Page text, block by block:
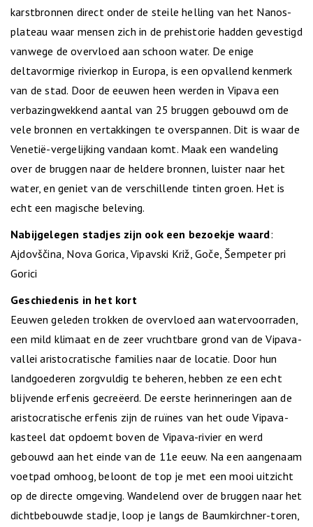
karstbronnen direct onder de steile helling van het Nanos-
plateau waar mensen zich in de prehistorie hadden gevestigd
vanwege de overvloed aan schoon water. De enige
deltavormige rivierkop in Europa, is een opvallend kenmerk
van de stad. Door de eeuwen heen werden in Vipava een
verbazingwekkend aantal van 25 bruggen gebouwd om de
vele bronnen en vertakkingen te overspannen. Dit is waar de
Venetië-vergelijking vandaan komt. Maak een wandeling
over de bruggen naar de heldere bronnen, luister naar het
water, en geniet van de verschillende tinten groen. Het is
echt een magische beleving.
Nabijgelegen stadjes zijn ook een bezoekje waard:
Ajdovščina, Nova Gorica, Vipavski Križ, Goče, Šempeter pri
Gorici
Geschiedenis in het kort
Eeuwen geleden trokken de overvloed aan watervoorraden,
een mild klimaat en de zeer vruchtbare grond van de Vipava-
vallei aristocratische families naar de locatie. Door hun
landgoederen zorgvuldig te beheren, hebben ze een echt
blijvende erfenis gecreëerd. De eerste herinneringen aan de
aristocratische erfenis zijn de ruïnes van het oude Vipava-
kasteel dat opdoemt boven de Vipava-rivier en werd
gebouwd aan het einde van de 11e eeuw. Na een aangenaam
voetpad omhoog, beloont de top je met een mooi uitzicht
op de directe omgeving. Wandelend over de bruggen naar het
dichtbebouwde stadje, loop je langs de Baumkirchner-toren,